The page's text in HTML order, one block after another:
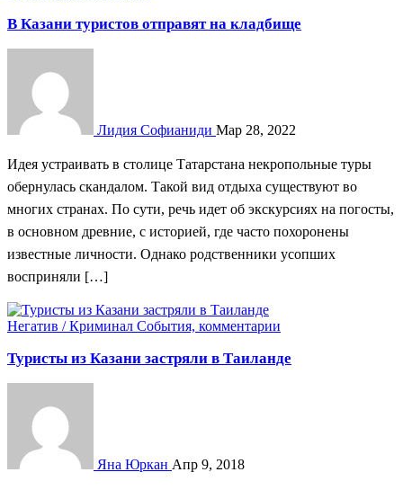
В Казани туристов отправят на кладбище
Лидия Софианиди Мар 28, 2022
Идея устраивать в столице Татарстана некропольные туры
обернулась скандалом. Такой вид отдыха существуют во
многих странах. По сути, речь идет об экскурсиях на погосты,
в основном древние, с историей, где часто похоронены
известные личности. Однако родственники усопших
восприняли […]
Негатив / Криминал События, комментарии
Туристы из Казани застряли в Таиланде
Яна Юркан Апр 9, 2018